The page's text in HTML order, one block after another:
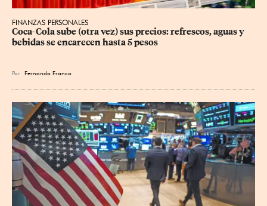
FINANZAS PERSONALES
Coca-Cola sube (otra vez) sus precios: refrescos, aguas y
bebidas se encarecen hasta 5 pesos
Por Fernando Franco